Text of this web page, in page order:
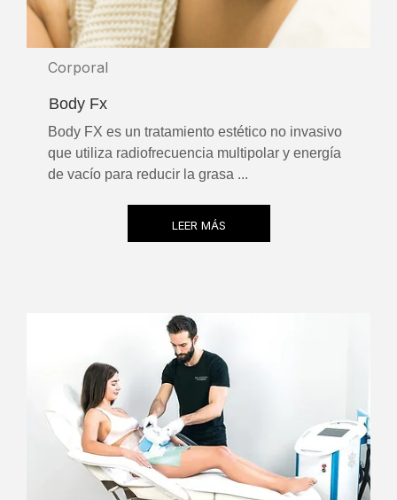
Corporal
Body Fx
Body FX es un tratamiento estético no invasivo
que utiliza radiofrecuencia multipolar y energía
de vacío para reducir la grasa ...
LEER MÁS